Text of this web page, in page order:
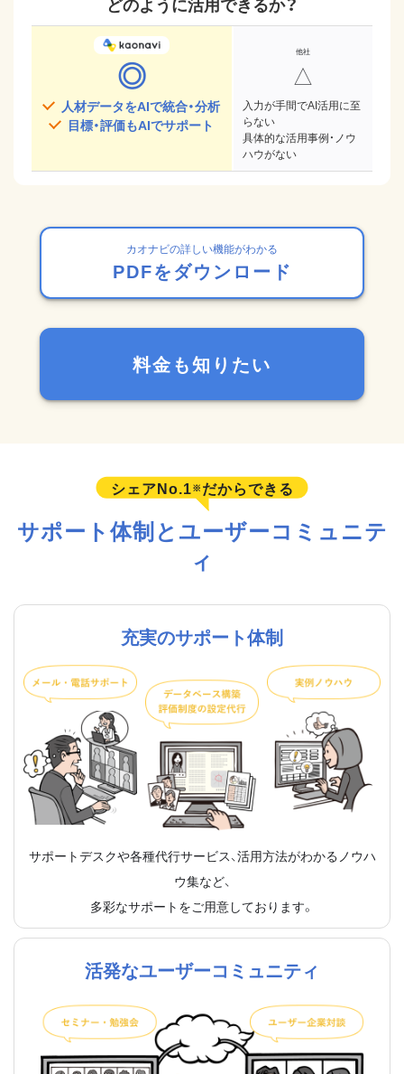
◎
人材データをAIで統合・分析
目標・評価もAIでサポート
△
入力が手間でAI活用に至
らない
具体的な活用事例・ノウ
ハウがない
カオナビの詳しい機能がわかる
PDFをダウンロード
料金も知りたい
シェアNo.1※ だからできる
サポート体制とユーザーコミュニテ
ィ
充実のサポート体制
サポートデスクや各種代行サービス、活用方法がわかるノウハ
ウ集など、
多彩なサポートをご用意しております。
活発なユーザーコミュニティ